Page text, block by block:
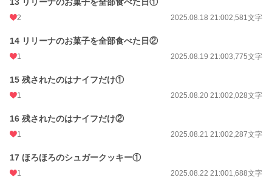
2 2025.08.18 21:002,581文字
14 リリーナのお菓子を全部食べた日②
1 2025.08.19 21:003,775文字
15 残されたのはナイフだけ①
1 2025.08.20 21:002,028文字
16 残されたのはナイフだけ②
1 2025.08.21 21:002,287文字
17 ほろほろのシュガークッキー①
1 2025.08.22 21:001,688文字